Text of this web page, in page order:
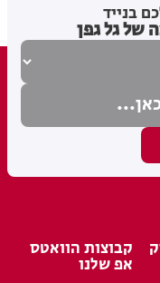
בנייד
של גל גפן
קבוצות הוואטס
אפ שלנו